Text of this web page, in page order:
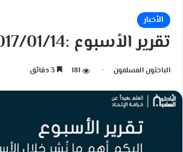
الأخبار
تقرير الأسبوع :2017/01/14
الباحثون المسلمون 181